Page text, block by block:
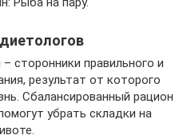
сторонники правильного и
результат от которого
Сбалансированный рацион
убрать складки на